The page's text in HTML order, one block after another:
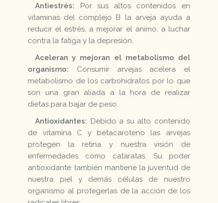
Antiestrés: Por sus altos contenidos en
vitaminas del complejo B la arveja ayuda a
reducir el estrés, a mejorar el ánimo, a luchar
contra la fatiga y la depresión.
Aceleran y mejoran el metabolismo del
organismo: Consumir arvejas acelera el
metabolismo de los carbohidratos por lo que
son una gran aliada a la hora de realizar
dietas para bajar de peso.
Antioxidantes: Debido a su alto contenido
de vitamina C y betacaroteno las arvejas
protegen la retina y nuestra visión de
enfermedades como cataratas. Su poder
antioxidante también mantiene la juventud de
nuestra piel y demás células de nuestro
organismo al protegerlas de la acción de los